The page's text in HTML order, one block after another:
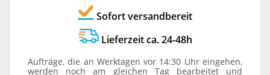
Sofort versandbereit
Lieferzeit ca. 24-48h
Aufträge, die an Werktagen vor 14:30 Uhr eingehen,
werden noch am gleichen Tag bearbeitet und